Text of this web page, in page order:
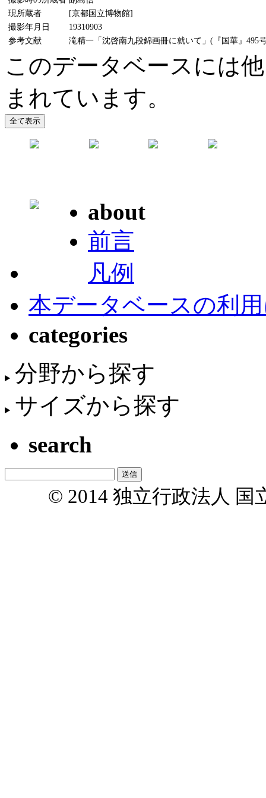
現所蔵者
[京都国立博物館]
撮影年月日
19310903
参考文献
滝精一「沈啓南九段錦画冊に就いて」(『国華』495
このデータベースには
まれています。
about
前言
凡例
本データベースの利
categories
分野から探す
サイズから探す
search
© 2014 独立行政法人 国